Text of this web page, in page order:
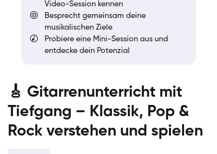
🎸 Gitarrenunterricht mit
Tiefgang – Klassik, Pop &
Rock verstehen und spielen
Video-Session kennen
Besprecht gemeinsam deine
musikalischen Ziele
Probiere eine Mini-Session aus und
entdecke dein Potenzial